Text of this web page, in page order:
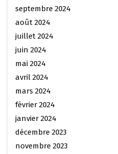
septembre 2024
août 2024
juillet 2024
juin 2024
mai 2024
avril 2024
mars 2024
février 2024
janvier 2024
décembre 2023
novembre 2023